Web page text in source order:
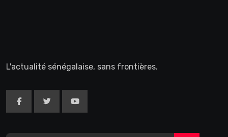
L'actualité sénégalaise, sans frontières.